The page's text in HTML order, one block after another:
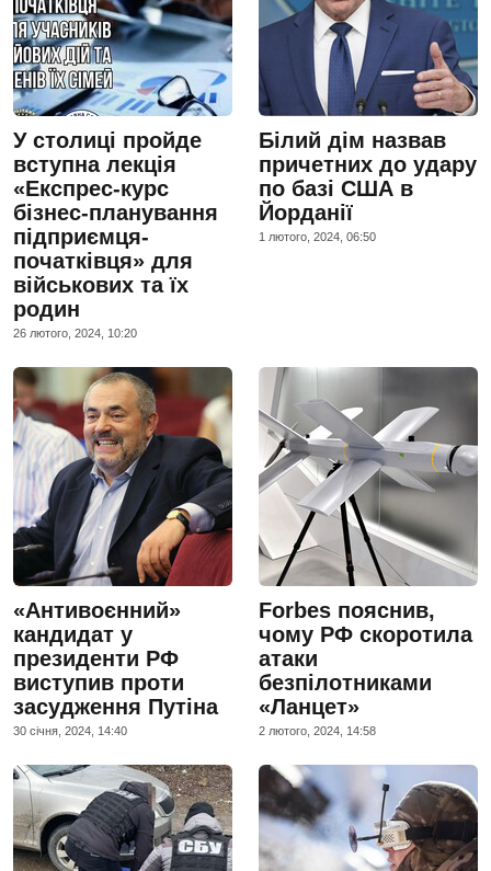
У столиці пройде
вступна лекція
«Експрес-курс
бізнес-планування
підприємця-
початківця» для
військових та їх
родин
26 лютого, 2024, 10:20
Білий дім назвав
причетних до удару
по базі США в
Йорданії
1 лютого, 2024, 06:50
«Антивоєнний»
кандидат у
президенти РФ
виступив проти
засудження Путіна
30 сiчня, 2024, 14:40
Forbes пояснив,
чому РФ скоротила
атаки
безпілотниками
«Ланцет»
2 лютого, 2024, 14:58